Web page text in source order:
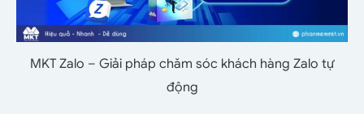
MKT Zalo – Giải pháp chăm sóc khách hàng Zalo tự
động